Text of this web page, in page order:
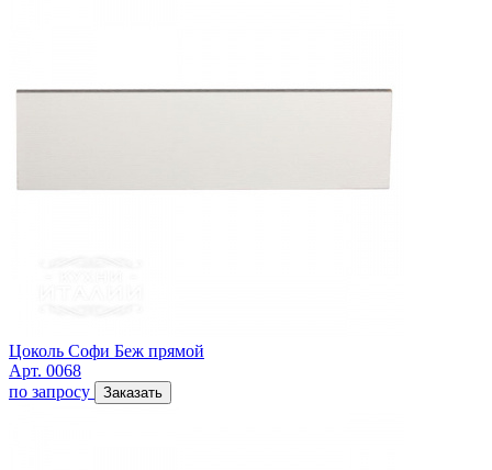
Цоколь Софи Беж прямой
Арт. 0068
по запросу
Заказать